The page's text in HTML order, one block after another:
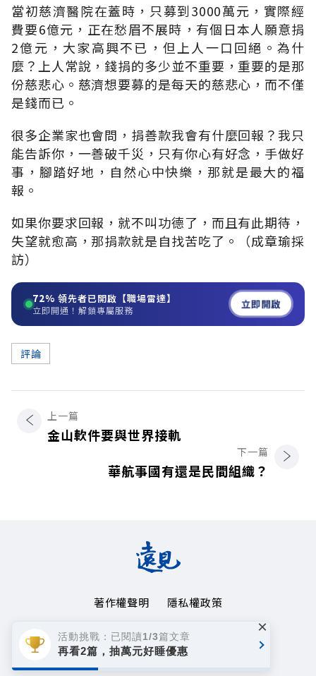
當初慈濟醫院在蓋時，只募到3000萬元，實際經
費要6億元，正在愁眉不展時，有個日本人願意捐
2億元，大家高興不已，但上人一口回絕。為什
麼？上人常說，錢捐的多少並不重要，重要的是那
份慈悲心。慈濟想要募的是每天的慈悲心，而不僅
是錢而已。
很多企業家也會問，捐善款我會有什麼回報？我只
能告訴你，一善破千災，只有你心有好念，手做好
事，腳踏好地，自然心中快樂，那就是最大的福
報。
如果你要求回報，就不叫功德了，而且有此期待，
失望就愈高，那捐款就是自找苦吃了。（成章瑜採
訪）
72% 領先者已開啟【職場雷達】
立即開通！解鎖專屬服務 立即開啟
評論
上一篇
金山軟件要與世界接軌
下一篇
華航事國有還是民間組織？
著作權聲明
隱私權政策
Copyright© 1999~2026
遠見天下文化事業群. All rights reserved.
活動挑戰：已閱讀1/3篇文章
再看2篇，抽萬元好睡優惠
×